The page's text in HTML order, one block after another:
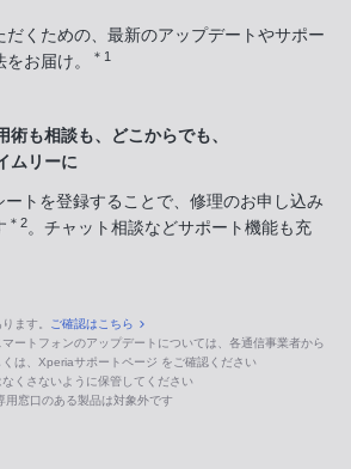
だくための、最新のアップデートやサポー
お届け。
＊1
術も相談も、どこからでも、
ムリーに
トを登録することで、修理のお申し込み
＊2。チャット相談などサポート機能も充
ます。 ご確認はこちら
ートフォンのアップデートについては、各通信事業者から
は、Xperiaサポートページ をご確認ください
くさないように保管してください
窓口のある製品は対象外です